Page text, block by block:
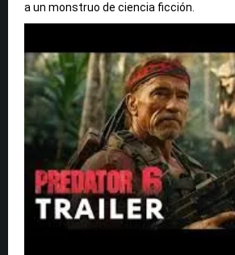
a un monstruo de ciencia ficción.